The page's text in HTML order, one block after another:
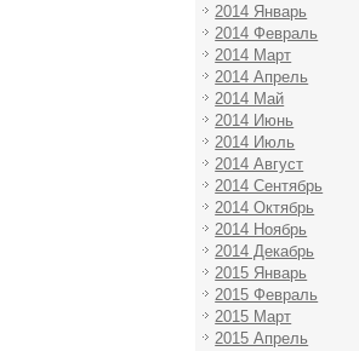
2014 Январь
2014 Февраль
2014 Март
2014 Апрель
2014 Май
2014 Июнь
2014 Июль
2014 Август
2014 Сентябрь
2014 Октябрь
2014 Ноябрь
2014 Декабрь
2015 Январь
2015 Февраль
2015 Март
2015 Апрель